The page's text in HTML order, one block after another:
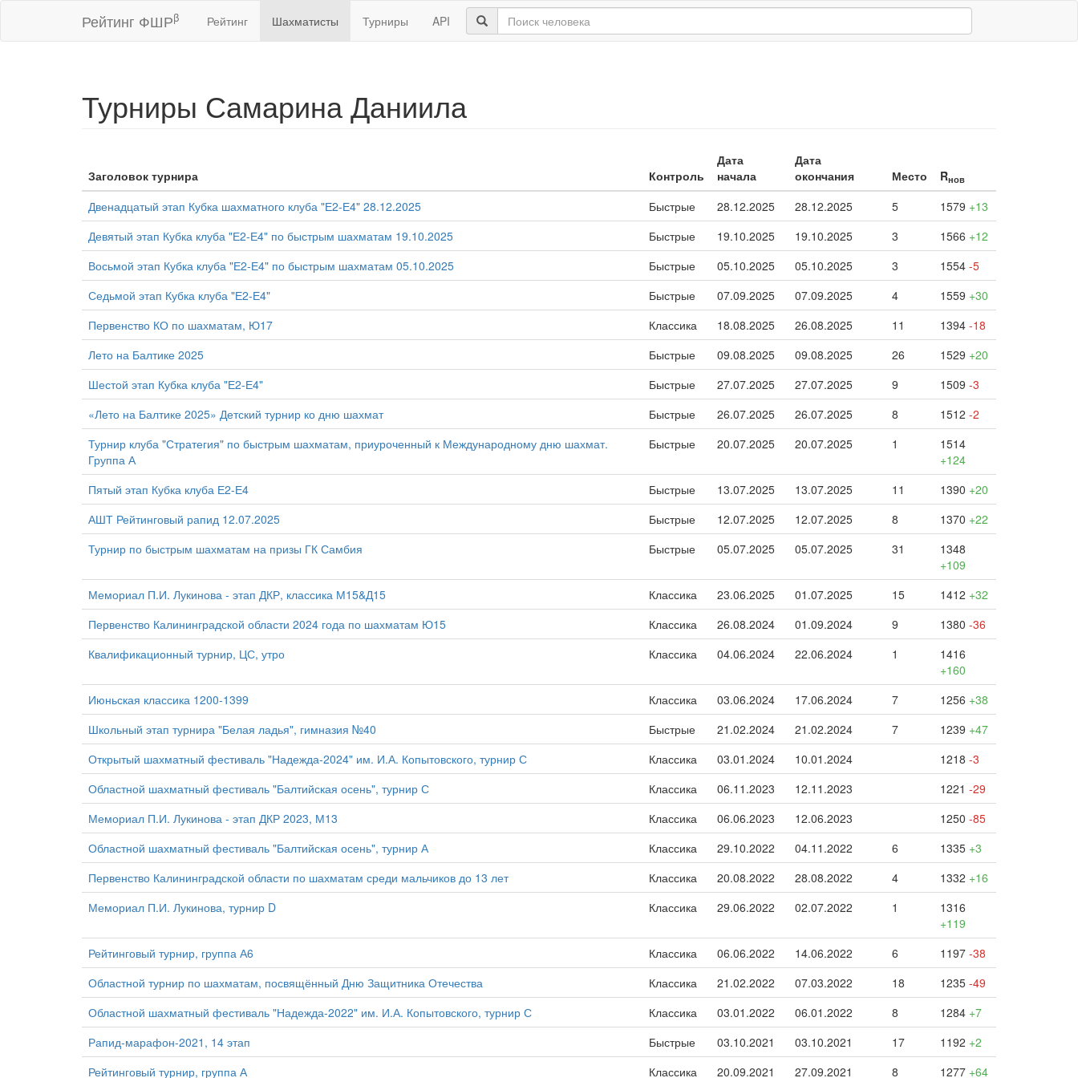
Рейтинг ФШРβ Рейтинг Шахматисты Турниры API
Турниры Самарина Даниила
Заголовок турнира Контроль
Дата
начала
Дата
окончания
Место Rнов
Двенадцатый этап Кубка шахматного клуба "Е2-Е4" 28.12.2025 Быстрые 28.12.2025 28.12.2025 5 1579 +13
Девятый этап Кубка клуба "Е2-Е4" по быстрым шахматам 19.10.2025
Быстрые 19.10.2025 19.10.2025 3 1566 +12
Восьмой этап Кубка клуба "Е2-Е4" по быстрым шахматам 05.10.2025
Быстрые 05.10.2025 05.10.2025 3 1554 -5
Седьмой этап Кубка клуба "Е2-Е4"
Быстрые 07.09.2025 07.09.2025 4 1559 +30
Первенство КО по шахматам, Ю17
Классика 18.08.2025 26.08.2025 11 1394 -18
Лето на Балтике 2025
Быстрые 09.08.2025 09.08.2025 26 1529 +20
Шестой этап Кубка клуба "Е2-Е4"
Быстрые 27.07.2025 27.07.2025 9 1509 -3
«Лето на Балтике 2025» Детский турнир ко дню шахмат
Быстрые 26.07.2025 26.07.2025 8 1512 -2
Турнир клуба "Стратегия" по быстрым шахматам, приуроченный к Международному дню шахмат.
Группа А
Быстрые 20.07.2025 20.07.2025 1
1514
+124
Пятый этап Кубка клуба Е2-Е4
Быстрые 13.07.2025 13.07.2025 11 1390 +20
АШТ Рейтинговый рапид 12.07.2025
Быстрые 12.07.2025 12.07.2025 8 1370 +22
Турнир по быстрым шахматам на призы ГК Самбия
Быстрые 05.07.2025 05.07.2025 31
1348
+109
Мемориал П.И. Лукинова - этап ДКР, классика М15&Д15
Классика 23.06.2025 01.07.2025 15 1412 +32
Первенство Калининградской области 2024 года по шахматам Ю15
Классика 26.08.2024 01.09.2024 9 1380 -36
Квалификационный турнир, ЦС, утро
Классика 04.06.2024 22.06.2024 1
1416
+160
Июньская классика 1200-1399
Классика 03.06.2024 17.06.2024 7 1256 +38
Школьный этап турнира "Белая ладья", гимназия №40
Быстрые 21.02.2024 21.02.2024 7 1239 +47
Открытый шахматный фестиваль "Надежда-2024" им. И.А. Копытовского, турнир С
Классика 03.01.2024 10.01.2024 1218 -3
Областной шахматный фестиваль "Балтийская осень", турнир С
Классика 06.11.2023 12.11.2023 1221 -29
Мемориал П.И. Лукинова - этап ДКР 2023, М13
Классика 06.06.2023 12.06.2023 1250 -85
Областной шахматный фестиваль "Балтийская осень", турнир А
Классика 29.10.2022 04.11.2022 6 1335 +3
Первенство Калининградской области по шахматам среди мальчиков до 13 лет
Классика 20.08.2022 28.08.2022 4 1332 +16
Мемориал П.И. Лукинова, турнир D
Классика 29.06.2022 02.07.2022 1
1316
+119
Рейтинговый турнир, группа А6
Классика 06.06.2022 14.06.2022 6 1197 -38
Областной турнир по шахматам, посвящённый Дню Защитника Отечества
Классика 21.02.2022 07.03.2022 18 1235 -49
Областной шахматный фестиваль "Надежда-2022" им. И.А. Копытовского, турнир С
Классика 03.01.2022 06.01.2022 8 1284 +7
Рапид-марафон-2021, 14 этап
Быстрые 03.10.2021 03.10.2021 17 1192 +2
Рейтинговый турнир, группа А
Классика 20.09.2021 27.09.2021 8 1277 +64